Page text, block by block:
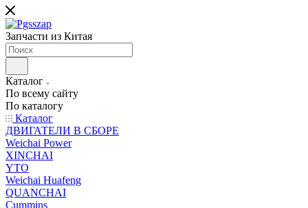
Запчасти из Китая
Каталог
По всему сайту
По каталогу
Каталог
ДВИГАТЕЛИ В СБОРЕ
Weichai Power
XINCHAI
YTO
Weichai Huafeng
QUANCHAI
Cummins